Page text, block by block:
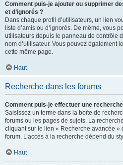
Comment puis-je ajouter ou supprimer
et d’ignorés ?
Dans chaque profil d’utilisateurs, un lien
liste d’amis ou d’ignorés. De même, vous
utilisateurs depuis le panneau de contrôle
nom d’utilisateur. Vous pouvez également
cette même page.
Haut
Recherche dans les forums
Comment puis-je effectuer une
Saisissez un terme dans la boîte de
forums ou les pages de sujets. La
cliquant sur le lien « Recherche avancée »
forum. L’accès à la recherche dépend du
Haut